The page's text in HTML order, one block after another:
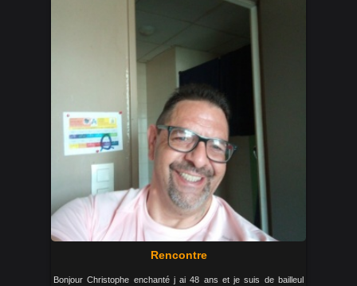
Rencontre
Bonjour Christophe enchanté j ai 48 ans et je suis de bailleul